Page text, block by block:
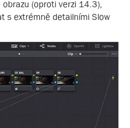
(oproti verzi 14.3),
s extrémně detailními Slow